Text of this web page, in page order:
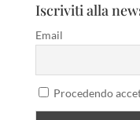
Iscriviti alla
Email
Procedendo